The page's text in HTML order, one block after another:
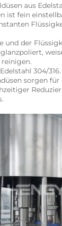
aus
ist fein
und der
304/316.
sorgen